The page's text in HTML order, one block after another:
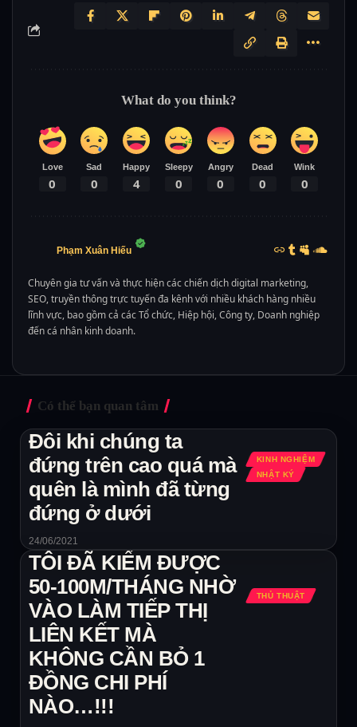
What do you think?
Love
0
Sad
0
Happy
4
Sleepy
0
Angry
0
Dead
0
Wink
0
Phạm Xuân Hiếu
Chuyên gia tư vấn và thực hiện các chiến dịch digital marketing,
SEO, truyền thông trực tuyến đa kênh với nhiều khách hàng nhiều
lĩnh vực, bao gồm cả các Tổ chức, Hiệp hội, Công ty, Doanh nghiệp
đến cá nhân kinh doanh.
Có thể bạn quan tâm
KINH NGHIỆM
NHẬT KÝ
Đôi khi chúng ta
đứng trên cao quá mà
quên là mình đã từng
đứng ở dưới
24/06/2021
THỦ THUẬT
TÔI ĐÃ KIẾM ĐƯỢC
50-100M/THÁNG NHỜ
VÀO LÀM TIẾP THỊ
LIÊN KẾT MÀ
KHÔNG CẦN BỎ 1
ĐỒNG CHI PHÍ
NÀO…!!!